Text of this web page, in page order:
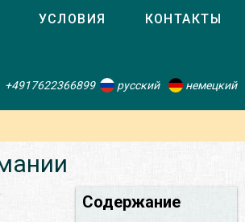
УСЛОВИЯ КОНТАКТЫ
+4917622366899 русский немецкий
Содержание